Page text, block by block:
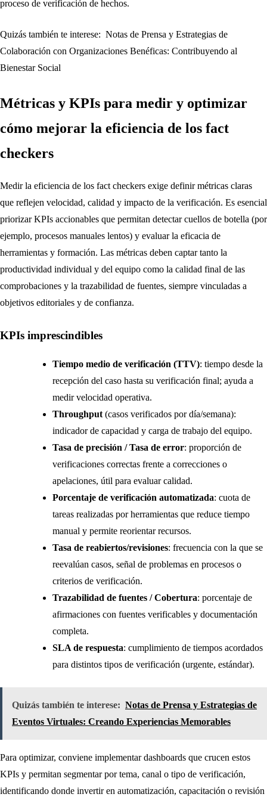
proceso de verificación de hechos.
Quizás también te interese: Notas de Prensa y Estrategias de
Colaboración con Organizaciones Benéficas: Contribuyendo al
Bienestar Social
Métricas y KPIs para medir y optimizar
cómo mejorar la eficiencia de los fact
checkers
Medir la eficiencia de los fact checkers exige definir métricas claras
que reflejen velocidad, calidad y impacto de la verificación. Es esencial
priorizar KPIs accionables que permitan detectar cuellos de botella (por
ejemplo, procesos manuales lentos) y evaluar la eficacia de
herramientas y formación. Las métricas deben captar tanto la
productividad individual y del equipo como la calidad final de las
comprobaciones y la trazabilidad de fuentes, siempre vinculadas a
objetivos editoriales y de confianza.
KPIs imprescindibles
Tiempo medio de verificación (TTV): tiempo desde la
recepción del caso hasta su verificación final; ayuda a
medir velocidad operativa.
Throughput(casos verificados por día/semana):
indicador de capacidad y carga de trabajo del equipo.
Tasa de precisión / Tasa de error: proporción de
verificaciones correctas frente a correcciones o
apelaciones, útil para evaluar calidad.
Porcentaje de verificación automatizada: cuota de
tareas realizadas por herramientas que reduce tiempo
manual y permite reorientar recursos.
Tasa de reabiertos/revisiones: frecuencia con la que se
reevalúan casos, señal de problemas en procesos o
criterios de verificación.
Trazabilidad de fuentes / Cobertura: porcentaje de
afirmaciones con fuentes verificables y documentación
completa.
SLA de respuesta: cumplimiento de tiempos acordados
para distintos tipos de verificación (urgente, estándar).
Quizás también te interese: Notas de Prensa y Estrategias de
Eventos Virtuales: Creando Experiencias Memorables
Para optimizar, conviene implementar dashboards que crucen estos
KPIs y permitan segmentar por tema, canal o tipo de verificación,
identificando donde invertir en automatización, capacitación o revisión